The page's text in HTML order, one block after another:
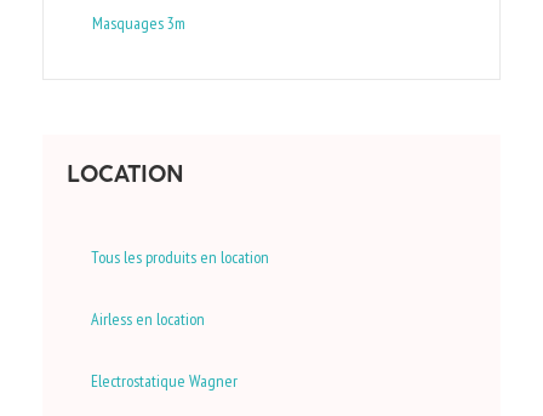
Masquages 3m
LOCATION
Tous les produits en location
Airless en location
Electrostatique Wagner